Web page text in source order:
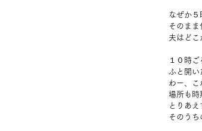
なぜか５
そのまま
夫はどこ
１０時ご
ふと開い
わー、こ
場所も時
とりあ
そのうち